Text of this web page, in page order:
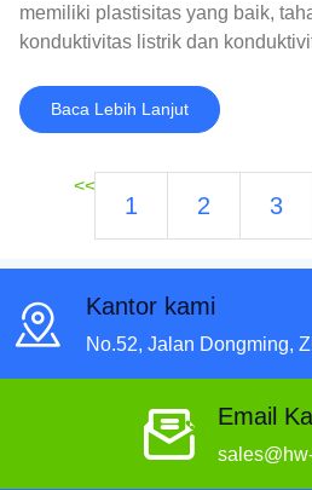
memiliki plastisitas yang baik,
konduktivitas listrik dan
Baca Lebih Lanjut
<<
1 2 3
Kantor kami
No.52, Jalan Dongming,
Email